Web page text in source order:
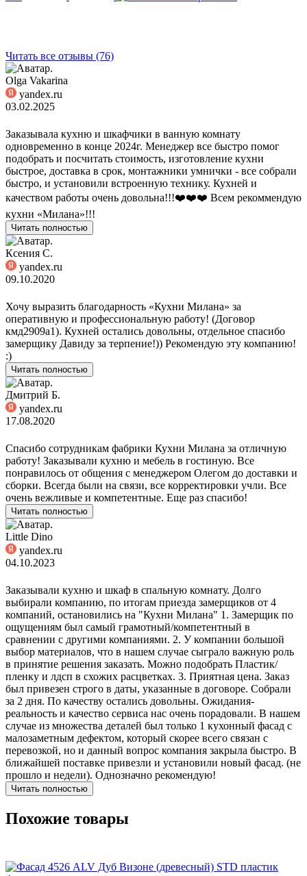
Читать все отзывы (76)
Olga Vakarina
yandex.ru
03.02.2025
Заказывала кухню и шкафчики в ванную комнату
одновременно в конце 2024г. Менеджер все быстро помог
подобрать и посчитать стоимость, изготовление кухни
быстрое, доставка в срок, монтажники умнички - все собрали
быстро, и установили встроенную технику. Кухней и
качеством работы очень довольна!!!❤️❤️❤️ Всем рекоммендую
кухни «Милана»!!!
Читать полностью
Ксения С.
yandex.ru
09.10.2020
Хочу выразить благодарность «Кухни Милана» за
оперативную и профессиональную работу! (Договор
кмд2909а1). Кухней остались довольны, отдельное спасибо
замерщику Давиду за терпение!)) Рекомендую эту компанию!
:)
Читать полностью
Дмитрий Б.
yandex.ru
17.08.2020
Спасибо сотрудникам фабрики Кухни Милана за отличную
работу! Заказывали кухню и мебель в гостиную. Все
понравилось от общения с менеджером Олегом до доставки и
сборки. Всегда были на связи, все корректировки учли. Все
очень вежливые и компетентные. Еще раз спасибо!
Читать полностью
Little Dino
yandex.ru
04.10.2023
Заказывали кухню и шкаф в спальную комнату. Долго
выбирали компанию, по итогам приезда замерщиков от 4
компаний, остановились на "Кухни Милана" 1. Замерщик по
ощущениям был самый грамотный/компетентный в
сравнении с другими компаниями. 2. У компании большой
выбор материалов, что в нашем случае сыграло важную роль
в принятие решения заказать. Можно подобрать Пластик/
пленку и лдсп в схожих расцветках. 3. Приятная цена. Заказ
был привезен строго в даты, указанные в договоре. Собрали
за 2 дня. По качеству остались довольны. Ожидания-
реальность и качество сервиса нас очень порадовали. В нашем
случае из множества деталей был только 1 кухонный фасад с
малозаметным дефектом, который скорее всего связан с
перевозкой, но и данный вопрос компания закрыла быстро. В
ближайшей поставке привезли и установили новый фасад. (не
прошло и недели). Однозначно рекомендую!
Читать полностью
Похожие товары